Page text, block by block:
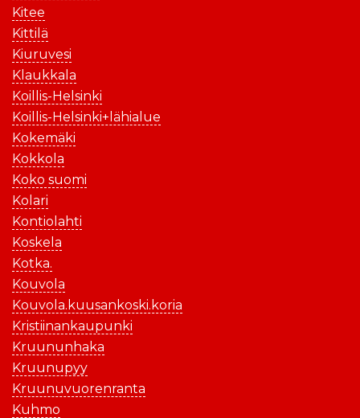
Kitee
Kittilä
Kiuruvesi
Klaukkala
Koillis-Helsinki
Koillis-Helsinki+lähialue
Kokemäki
Kokkola
Koko suomi
Kolari
Kontiolahti
Koskela
Kotka.
Kouvola
Kouvola.kuusankoski.koria
Kristiinankaupunki
Kruununhaka
Kruunupyy
Kruunuvuorenranta
Kuhmo